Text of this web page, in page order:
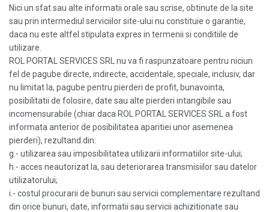
Nici un sfat sau alte informatii orale sau scrise, obtinute de la site
sau prin intermediul serviciilor site-ului nu constituie o garantie,
daca nu este altfel stipulata expres in termenii si conditiile de
utilizare.
ROL PORTAL SERVICES SRL nu va fi raspunzatoare pentru niciun
fel de pagube directe, indirecte, accidentale, speciale, inclusiv, dar
nu limitat la, pagube pentru pierderi de profit, bunavointa,
posibilitatii de folosire, date sau alte pierderi intangibile sau
incomensurabile (chiar daca ROL PORTAL SERVICES SRL a fost
informata anterior de posibilitatea aparitiei unor asemenea
pierderi), rezultand din:
g.- utilizarea sau imposibilitatea utilizarii informatiilor site-ului;
h.- acces neautorizat la, sau deteriorarea transmisiilor sau datelor
utilizatorului;
i.- costul procurarii de bunuri sau servicii complementare rezultand
din orice bunuri, date, informatii sau servicii achizitionate sau